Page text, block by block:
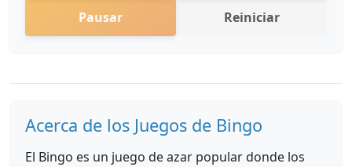
Pausar Reiniciar
Acerca de los Juegos de Bingo
El Bingo es un juego de azar popular donde los